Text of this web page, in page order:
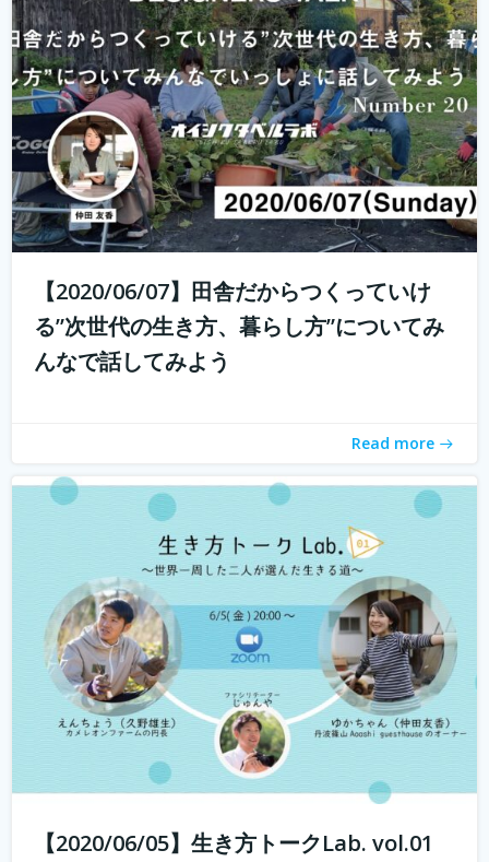
【2020/06/07】田舎だからつくっていけ
る”次世代の生き方、暮らし方”についてみ
んなで話してみよう
Read more
これからの生き方についてみんなで話し、考える場、生き
方トークLab. なんとなく決めた仕事や住む場所、それって
自分が今も本当に求めているものでしょうか。コロナ禍の
中で自分の生き方を考え直している人もいるかと思いま
す。 人は人と出会い、話し、... 続きを読む
【2020/06/05】生き方トークLab. vol.01
若年人口の減少に直面する地域では学校の統廃合が相次
ぎ、廃校が増加しています。 その中で、丹波市でカフェ・
ベーカリーを営む市島製パン研究所のオーナー 三澤さん
が現在進行中で丹波市青垣町にある旧遠坂小学校を廃校利
活用させ、地域活性させるプロジェ...
続きを読む